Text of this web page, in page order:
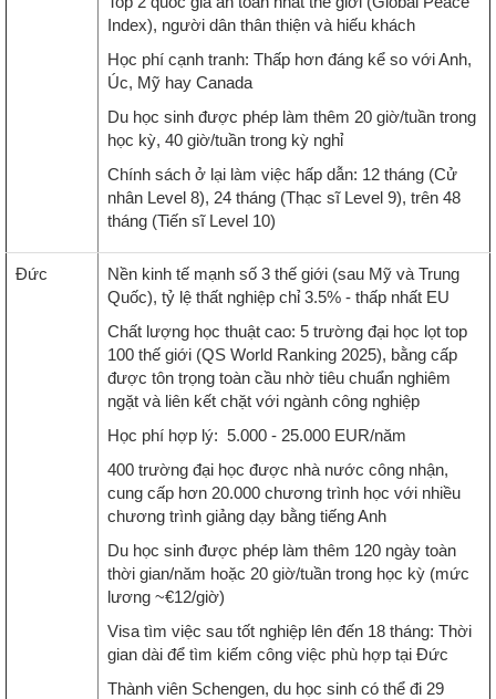
Index), người dân thân thiện và hiếu khách
Học phí cạnh tranh: Thấp hơn đáng kể so với Anh,
Úc, Mỹ hay Canada
Du học sinh được phép làm thêm 20 giờ/tuần trong
học kỳ, 40 giờ/tuần trong kỳ nghỉ
Chính sách ở lại làm việc hấp dẫn: 12 tháng (Cử
nhân Level 8), 24 tháng (Thạc sĩ Level 9), trên 48
tháng (Tiến sĩ Level 10)
Đức
Nền kinh tế mạnh số 3 thế giới (sau Mỹ và Trung
Quốc), tỷ lệ thất nghiệp chỉ 3.5% - thấp nhất EU
Chất lượng học thuật cao: 5 trường đại học lọt top
100 thế giới (QS World Ranking 2025), bằng cấp
được tôn trọng toàn cầu nhờ tiêu chuẩn nghiêm
ngặt và liên kết chặt với ngành công nghiệp
Học phí hợp lý: 5.000 - 25.000 EUR/năm
400 trường đại học được nhà nước công nhận,
cung cấp hơn 20.000 chương trình học với nhiều
chương trình giảng dạy bằng tiếng Anh
Du học sinh được phép làm thêm 120 ngày toàn
thời gian/năm hoặc 20 giờ/tuần trong học kỳ (mức
lương ~€12/giờ)
Visa tìm việc sau tốt nghiệp lên đến 18 tháng: Thời
gian dài để tìm kiếm công việc phù hợp tại Đức
Thành viên Schengen, du học sinh có thể đi 29